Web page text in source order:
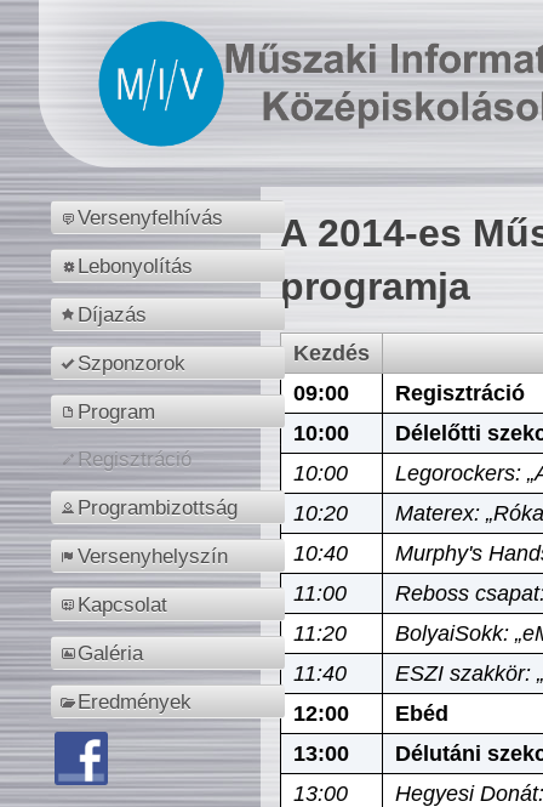
Versenyfelhívás
Lebonyolítás
Díjazás
Szponzorok
Program
Regisztráció
Programbizottság
Versenyhelyszín
Kapcsolat
Galéria
Eredmények
A 2014-es
programja
Kezdés
09:00
Regisztráció
10:00
Délelőtti
10:00
Legorockers:
10:20
Materex:
10:40
Murphy's
11:00
Reboss
11:20
BolyaiSokk:
11:40
ESZI szakkör:
12:00
Ebéd
13:00
Délutáni
13:00
Hegyesi